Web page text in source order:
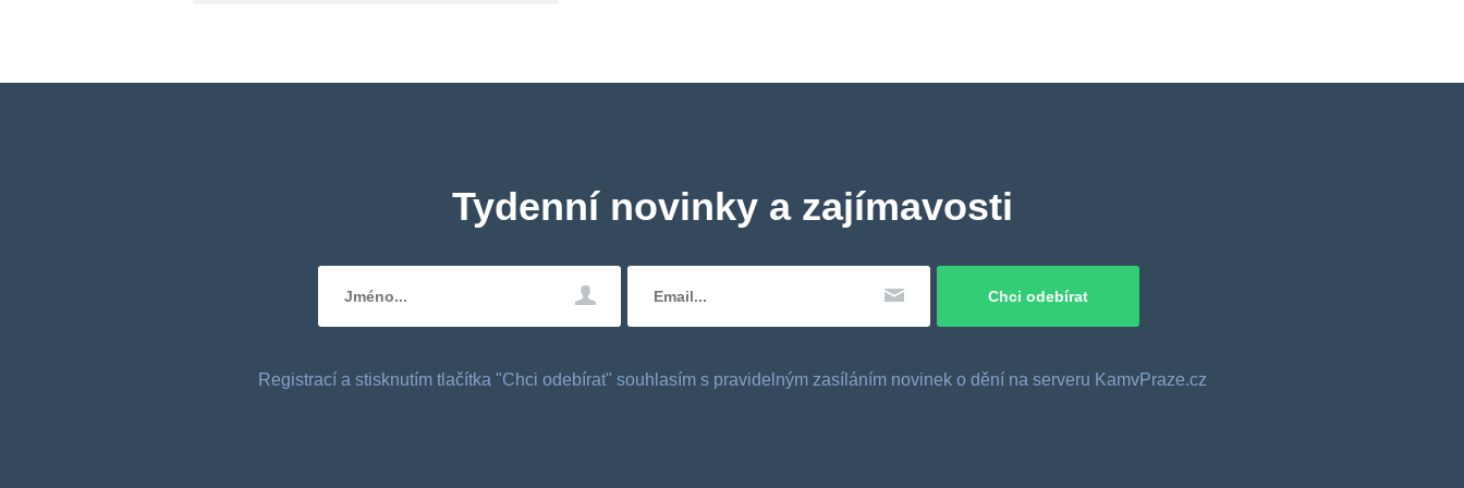
Tydenní novinky a zajímavosti
Registrací a stisknutím tlačítka "Chci odebírat" souhlasím s pravidelným zasíláním novinek o dění na serveru KamvPraze.cz